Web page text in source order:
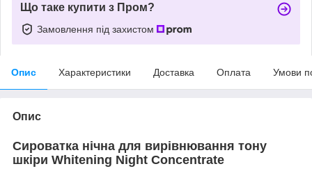
Що таке купити з Пром?
Замовлення під захистом
Опис Характеристики Доставка Оплата Умови
Опис
Сироватка нічна для вирівнювання тону
шкіри Whitening Night Concentrate